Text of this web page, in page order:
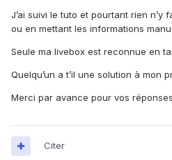
J’ai suivi le tuto et pourtant rien
ou en mettant les informations
Seule ma livebox est reconnue en
Quelqu’un a t’il une solution à mon
Merci par avance pour vos
Citer